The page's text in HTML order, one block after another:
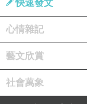
快速發文
心情雜記
藝文欣賞
社會萬象